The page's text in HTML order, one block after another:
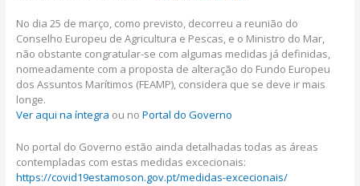
No dia 25 de março, como previsto, decorreu a reunião do
Conselho Europeu de Agricultura e Pescas, e o Ministro do Mar,
não obstante congratular-se com algumas medidas já definidas,
nomeadamente com a proposta de alteração do Fundo Europeu
dos Assuntos Marítimos (FEAMP), considera que se deve ir mais
longe.
Ver aqui na íntegra ou noPortal do Governo
No portal do Governo estão ainda detalhadas todas as áreas
contempladas com estas medidas excecionais:
https://covid19estamoson.gov.pt/medidas-excecionais/